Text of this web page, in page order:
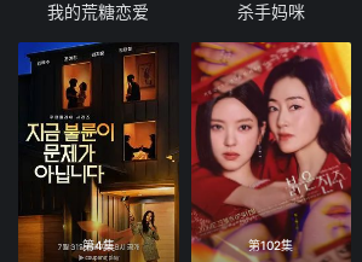
我的荒糖恋爱 杀手妈咪
第4集 第102集